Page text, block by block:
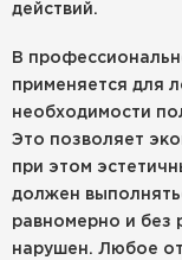
действий.
В
применяется для
необходимости
Это позволяет
при этом
должен
равномерно и без
нарушен. Любое